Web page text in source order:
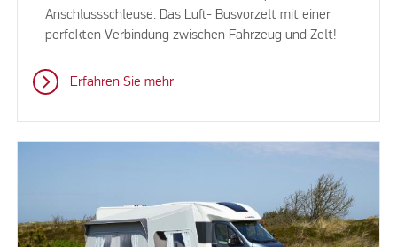
Anschlussschleuse. Das Luft- Busvorzelt mit einer
perfekten Verbindung zwischen Fahrzeug und Zelt!
Erfahren Sie mehr